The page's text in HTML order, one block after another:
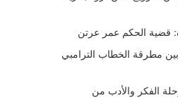
قضية الحكم عمر عرتن
بين مطرقة الخطاب الترامبي
الفكر والأدب من